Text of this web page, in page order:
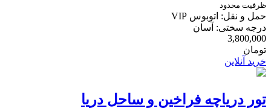
ظرفیت محدود
حمل و نقل: اتوبوس VIP
درجه سختی: آسان
3,800,000
تومان
خرید آنلاین
تور دریاچه فراخین و ساحل دریا